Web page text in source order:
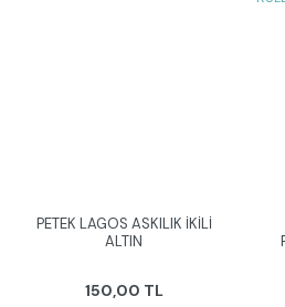
PETEK LAGOS ASKILIK İKİLİ
ALTIN
150,00 TL